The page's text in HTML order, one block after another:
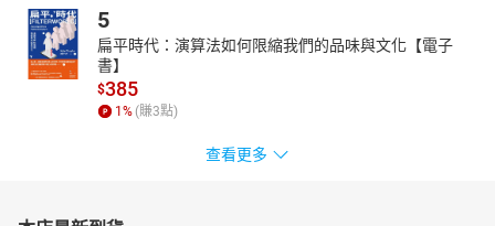
琴之餘，腦中天馬行空的夢想卻也不曾間斷。曾夢想做服裝設計、
漫畫家、小說家、歌手⋯⋯而始於母親的堅持而選擇的音樂，現在
成為人生不可或缺的基石。
5
扁平時代：演算法如何限縮我們的品味與文化【電子
書】
$385
1 % (賺3點)
查看更多